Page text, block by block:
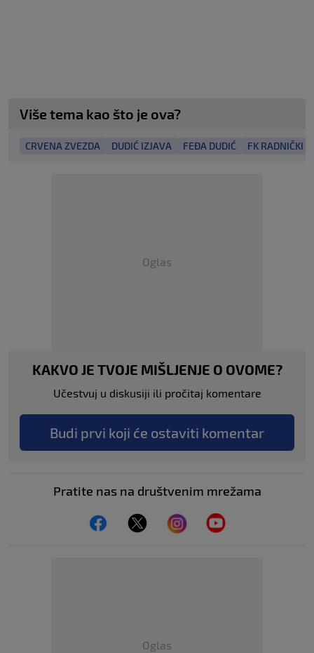
Više tema kao što je ova?
CRVENA ZVEZDA DUDIĆ IZJAVA FEĐA DUDIĆ FK RADNIČKI
Oglas
KAKVO JE TVOJE MIŠLJENJE O OVOME?
Učestvuj u diskusiji ili pročitaj komentare
Budi prvi koji će ostaviti komentar
Pratite nas na društvenim mrežama
Oglas